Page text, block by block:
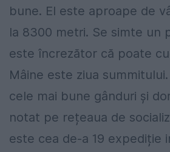
bune. El este aproape de
la 8300 metri. Se simte un
este încrezător că poate
Mâine este ziua
cele mai bune gânduri și
notat pe rețeaua de
este cea de-a 19 expediție